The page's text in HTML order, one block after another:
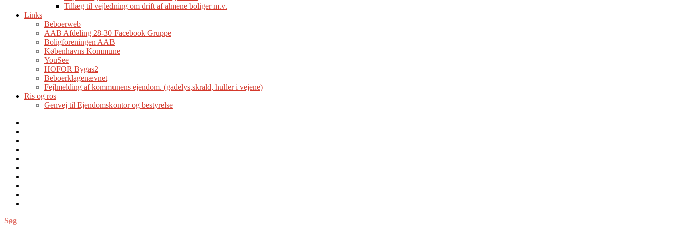
Tillæg til vejledning om drift af almene boliger m.v.
Links
Beboerweb
AAB Afdeling 28-30 Facebook Gruppe
Boligforeningen AAB
Københavns Kommune
YouSee
HOFOR Bygas2
Beboerklagenævnet
Fejlmelding af kommunens ejendom. (gadelys,skrald, huller i vejene)
Ris og ros
Genvej til Ejendomskontor og bestyrelse
Søg